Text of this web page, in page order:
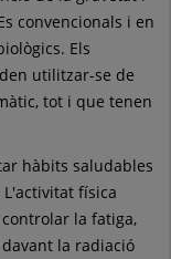
convencionals i en
Els
utilitzar-se de
tot i que tenen
hàbits saludables
física
la fatiga,
la radiació